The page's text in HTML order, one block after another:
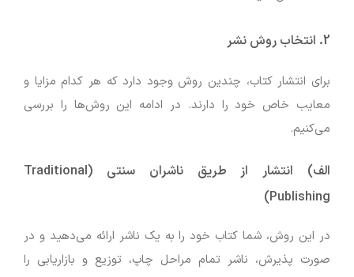
2. انتخاب روش نشر
برای انتشار کتاب، چندین روش وجود دارد که هر کدام مزایا و
معایب خاص خود را دارند. در ادامه این روش‌ها را بررسی
می‌کنیم.
الف) انتشار از طریق ناشران سنتی (Traditional
Publishing)
در این روش، شما کتاب خود را به یک ناشر ارائه می‌دهید و در
صورت پذیرش، ناشر تمام مراحل چاپ، توزیع و بازاریابی را